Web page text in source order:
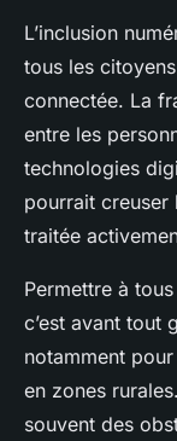
L’inclusion
tous les
connectée. La
entre les
technologies
pourrait creuser
traitée
Permettre à
c’est avant tout
notamment
en zones
souvent des